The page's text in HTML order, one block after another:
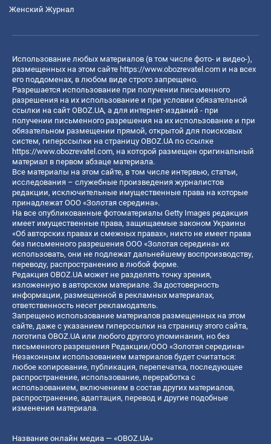
Женский Журнал
Использование любых материалов (в том числе фото- и видео-),
размещенных на этом сайте https://www.obozrevatel.com и на всех
его поддоменах, в любом виде строго запрещено.
Разрешается использование при получении письменного
разрешения на их использование и при условии обязательной
ссылки на сайт OBOZ.UA, а для интернет-изданий - при
получении письменного разрешения на их использование и при
обязательном размещении прямой, открытой для поисковых
систем, гиперссылки на страницу OBOZ.UA по ссылке
https://www.obozrevatel.com, на которой размещен оригинальный
материал в первом абзаце материала.
Все материалы на этом сайте, в том числе интервью, статьи,
исследования – служебные произведения журналистов
редакции, исключительные имущественные права на которые
принадлежат ООО «Золотая середина».
На все опубликованные фотоматериалы Getty Images редакция
имеет имущественные права, защищаемые законом Украины
«Об авторских правах и смежных правах», никто не имеет права
без письменного разрешения ООО «Золотая середина» их
использовать, они не подлежат дальнейшему воспроизводству,
переводу, распространению в любой форме.
Редакция OBOZ.UA может не разделять точку зрения,
изложенную в авторском материале. За достоверность
информации, размещенной в рекламных материалах,
ответственность несет рекламодатель.
Запрещено использование материалов размещенных на этом
сайте, даже с указанием гиперссылки на страницу этого сайта,
логотипа OBOZ.UA или любого другого упоминания, но без
письменного разрешения Редакции/ООО «Золотая середина»
Незаконным использованием материалов будет считаться:
любое копирование, публикация, перепечатка, последующее
распространение, использование, переработка с
использованием, включением в состав других материалов,
распространение, адаптация, перевод и другие подобные
изменения материала.
Название онлайн медиа — «OBOZ.UA»